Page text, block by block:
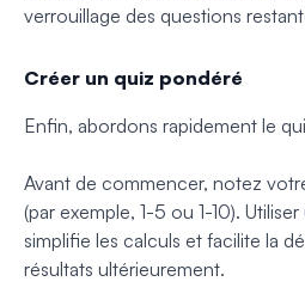
verrouillage des questions
Créer un quiz pondéré
Enfin, abordons rapidement le
Avant de commencer, notez
(par exemple, 1-5 ou 1-10).
simplifie les calculs et facilite la
résultats ultérieurement.